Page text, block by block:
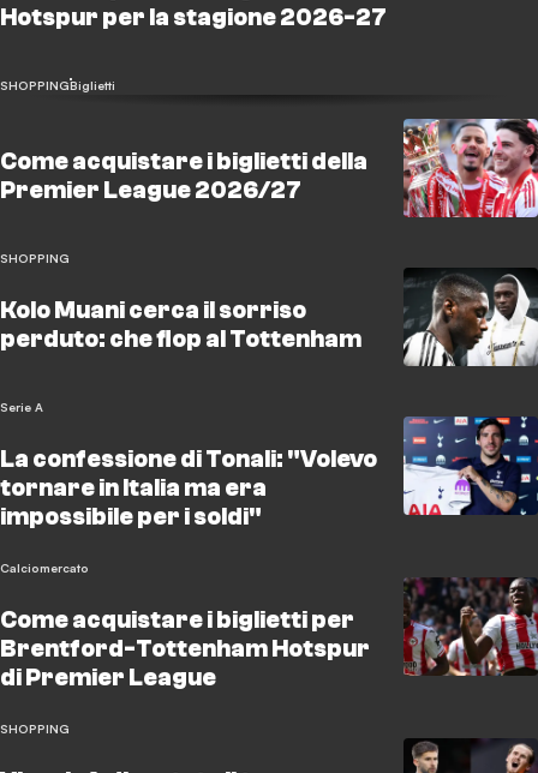
Hotspur per la stagione 2026-27
SHOPPINGBiglietti
Come acquistare i biglietti della
Premier League 2026/27
SHOPPING
Kolo Muani cerca il sorriso
perduto: che flop al Tottenham
Serie A
La confessione di Tonali: "Volevo
tornare in Italia ma era
impossibile per i soldi"
Calciomercato
Come acquistare i biglietti per
Brentford-Tottenham Hotspur
di Premier League
SHOPPING